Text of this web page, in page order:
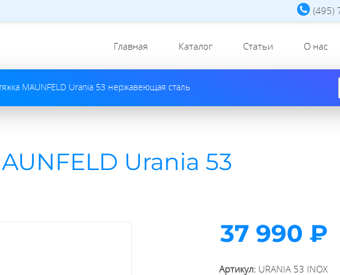
(495)
Главная Каталог Статьи О нас
MAUNFELD Urania 53 нержавеющая сталь
Urania 53
37 990 ₽
Артикул: URANIA 53 INOX